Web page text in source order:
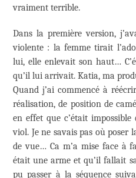
vraiment terrible.
Dans la première version,
violente : la femme tirait
lui, elle enlevait son haut…
qu’il lui arrivait. Katia, ma
Quand j’ai commencé à
réalisation, de position de
en effet que c’était
viol. Je ne savais pas où poser
de vue… Ca m’a mise face à
était une arme et qu’il fallait
pu passer à la séquence